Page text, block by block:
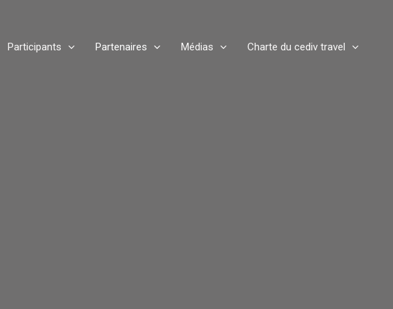
Participants Partenaires Médias Charte du cediv travel